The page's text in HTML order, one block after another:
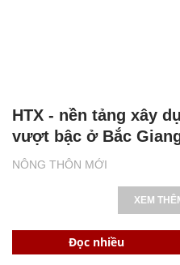
NÔNG THÔN MỚI
HTX - nền tảng xây
vượt bậc ở Bắc
XEM
Đọc nhiều